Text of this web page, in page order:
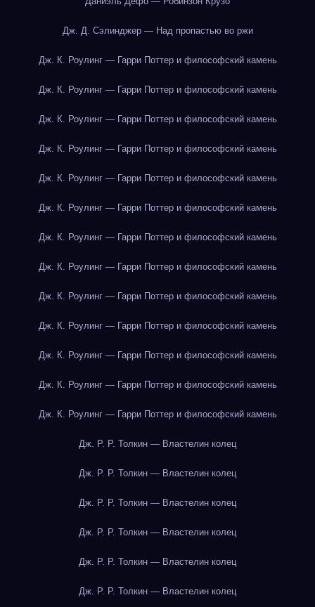
Дж. Д. Сэлинджер — Над пропастью во ржи
Дж. К. Роулинг — Гарри Поттер и философский камень
Дж. К. Роулинг — Гарри Поттер и философский камень
Дж. К. Роулинг — Гарри Поттер и философский камень
Дж. К. Роулинг — Гарри Поттер и философский камень
Дж. К. Роулинг — Гарри Поттер и философский камень
Дж. К. Роулинг — Гарри Поттер и философский камень
Дж. К. Роулинг — Гарри Поттер и философский камень
Дж. К. Роулинг — Гарри Поттер и философский камень
Дж. К. Роулинг — Гарри Поттер и философский камень
Дж. К. Роулинг — Гарри Поттер и философский камень
Дж. К. Роулинг — Гарри Поттер и философский камень
Дж. К. Роулинг — Гарри Поттер и философский камень
Дж. К. Роулинг — Гарри Поттер и философский камень
Дж. Р. Р. Толкин — Властелин колец
Дж. Р. Р. Толкин — Властелин колец
Дж. Р. Р. Толкин — Властелин колец
Дж. Р. Р. Толкин — Властелин колец
Дж. Р. Р. Толкин — Властелин колец
Дж. Р. Р. Толкин — Властелин колец